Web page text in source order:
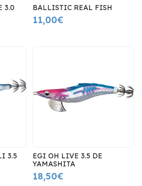
3.0 BALLISTIC REAL FISH
11,00€
3.5
EGI OH LIVE 3.5 DE
YAMASHITA
18,50€